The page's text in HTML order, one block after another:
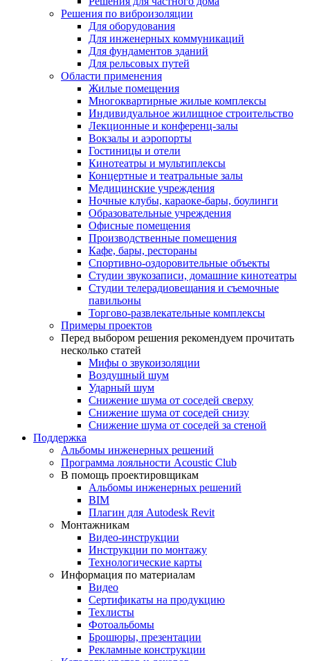
Решения по виброизоляции
Для оборудования
Для инженерных коммуникаций
Для фундаментов зданий
Для рельсовых путей
Области применения
Жилые помещения
Многоквартирные жилые комплексы
Индивидуальное жилищное строительство
Лекционные и конференц-залы
Вокзалы и аэропорты
Гостиницы и отели
Кинотеатры и мультиплексы
Концертные и театральные залы
Медицинские учреждения
Ночные клубы, караоке-бары, боулинги
Образовательные учреждения
Офисные помещения
Производственные помещения
Кафе, бары, рестораны
Спортивно-оздоровительные объекты
Студии звукозаписи, домашние кинотеатры
Студии телерадиовещания и съемочные
павильоны
Торгово-развлекательные комплексы
Примеры проектов
Перед выбором решения рекомендуем прочитать
несколько статей
Мифы о звукоизоляции
Воздушный шум
Ударный шум
Снижение шума от соседей сверху
Снижение шума от соседей снизу
Снижение шума от соседей за стеной
Поддержка
Альбомы инженерных решений
Программа лояльности Acoustic Club
В помощь проектировщикам
Альбомы инженерных решений
BIM
Плагин для Autodesk Revit
Монтажникам
Видео-инструкции
Инструкции по монтажу
Технологические карты
Информация по материалам
Видео
Сертификаты на продукцию
Техлисты
Фотоальбомы
Брошюры, презентации
Рекламные конструкции